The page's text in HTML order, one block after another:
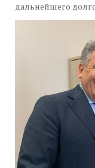
дальнейшего